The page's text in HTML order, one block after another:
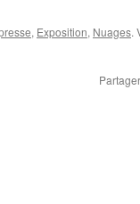
, Exposition, Nuages.